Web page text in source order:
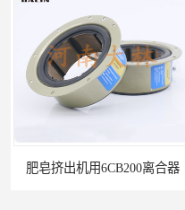
出机用6CB200离合器 冷